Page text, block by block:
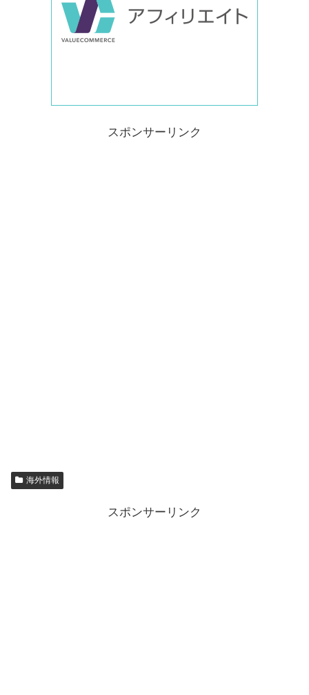
スポンサーリンク
海外情報
スポンサーリンク